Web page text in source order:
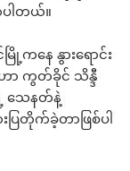
ပါတယ်။
ကနေ နွားရောင်း
ဟာ ကွတ်ခိုင် သိန္ဒီ
သေနတ်နဲ့
ပြတိုက်ခဲ့တာဖြစ်ပါ